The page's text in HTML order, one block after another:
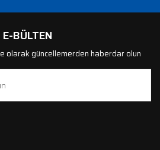
E-BÜLTEN
olarak güncellemerden haberdar olun